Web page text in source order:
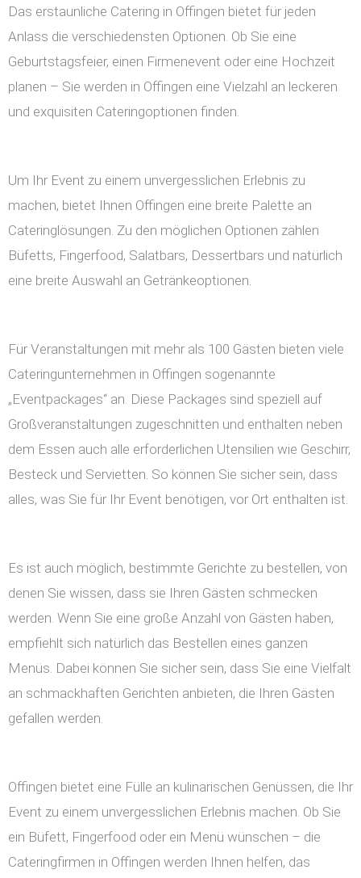
Das erstaunliche Catering in Offingen bietet für jeden
Anlass die verschiedensten Optionen. Ob Sie eine
Geburtstagsfeier, einen Firmenevent oder eine Hochzeit
planen – Sie werden in Offingen eine Vielzahl an leckeren
und exquisiten Cateringoptionen finden.
Um Ihr Event zu einem unvergesslichen Erlebnis zu
machen, bietet Ihnen Offingen eine breite Palette an
Cateringlösungen. Zu den möglichen Optionen zählen
Büfetts, Fingerfood, Salatbars, Dessertbars und natürlich
eine breite Auswahl an Getränkeoptionen.
Für Veranstaltungen mit mehr als 100 Gästen bieten viele
Cateringunternehmen in Offingen sogenannte
„Eventpackages“ an. Diese Packages sind speziell auf
Großveranstaltungen zugeschnitten und enthalten neben
dem Essen auch alle erforderlichen Utensilien wie Geschirr,
Besteck und Servietten. So können Sie sicher sein, dass
alles, was Sie für Ihr Event benötigen, vor Ort enthalten ist.
Es ist auch möglich, bestimmte Gerichte zu bestellen, von
denen Sie wissen, dass sie Ihren Gästen schmecken
werden. Wenn Sie eine große Anzahl von Gästen haben,
empfiehlt sich natürlich das Bestellen eines ganzen
Menüs. Dabei können Sie sicher sein, dass Sie eine Vielfalt
an schmackhaften Gerichten anbieten, die Ihren Gästen
gefallen werden.
Offingen bietet eine Fülle an kulinarischen Genüssen, die Ihr
Event zu einem unvergesslichen Erlebnis machen. Ob Sie
ein Büfett, Fingerfood oder ein Menü wünschen – die
Cateringfirmen in Offingen werden Ihnen helfen, das